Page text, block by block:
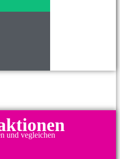
und vegleichen